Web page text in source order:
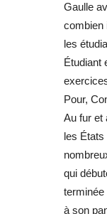
Gaulle
combien
les
Étudiant
Pour,
Au fur et
les États
qui
terminée
à son